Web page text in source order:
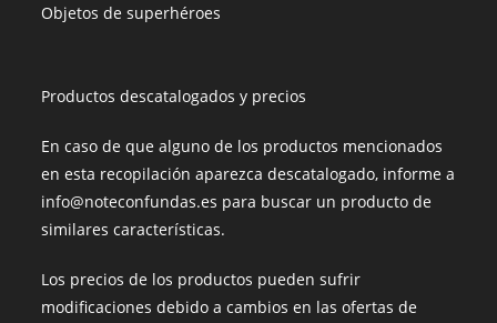
Objetos de superhéroes
Productos descatalogados y precios
En caso de que alguno de los productos mencionados
en esta recopilación aparezca descatalogado, informe a
info@noteconfundas.es para buscar un producto de
similares características.
Los precios de los productos pueden sufrir
modificaciones debido a cambios en las ofertas de